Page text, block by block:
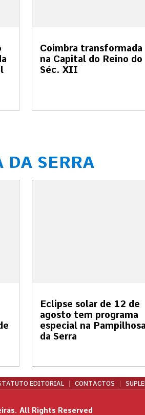
Coimbra transformada
na Capital do Reino do
Séc. XII
DA SERRA
Eclipse solar de 12 de
agosto tem programa
especial na Pampilhosa
da Serra
EDITORIAL CONTACTOS
All Rights Reserved